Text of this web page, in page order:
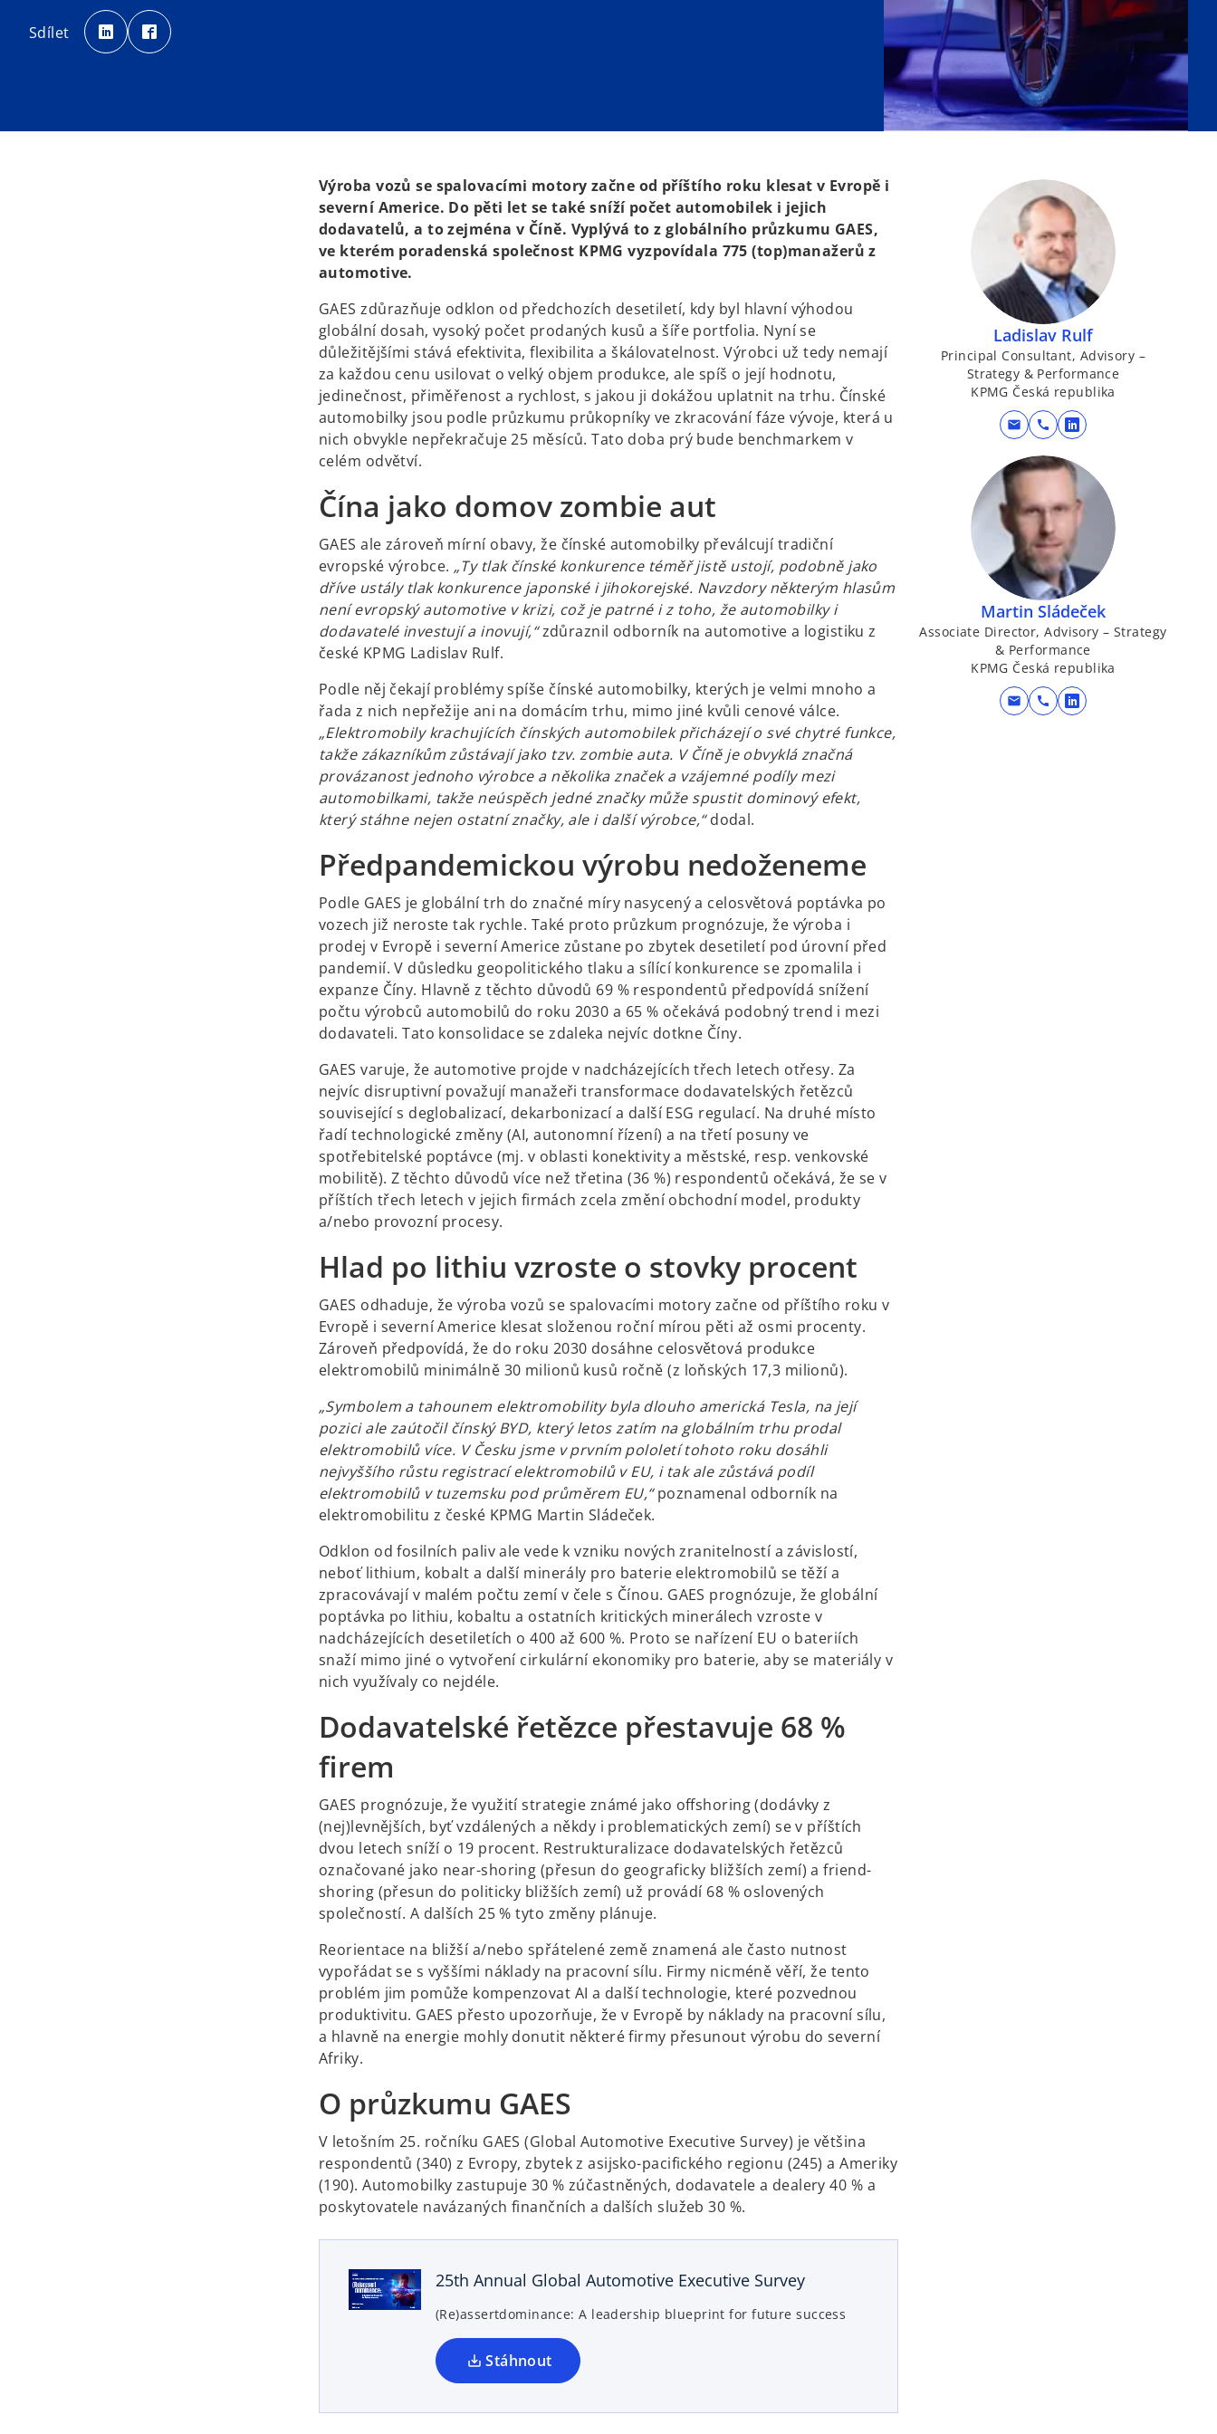
Sdílet p
e
n
t
p
e
t
Výroba vozů se spalovacími motory začne od příštího roku klesat v Evropě i
severní Americe. Do pěti let se také sníží počet automobilek i jejich
dodavatelů, a to zejména v Číně. Vyplývá to z globálního průzkumu GAES,
ve kterém poradenská společnost KPMG vyzpovídala 775 (top)manažerů z
automotive.
GAES zdůrazňuje odklon od předchozích desetiletí, kdy byl hlavní výhodou
globální dosah, vysoký počet prodaných kusů a šíře portfolia. Nyní se
důležitějšími stává efektivita, flexibilita a škálovatelnost. Výrobci už tedy nemají
za každou cenu usilovat o velký objem produkce, ale spíš o její hodnotu,
jedinečnost, přiměřenost a rychlost, s jakou ji dokážou uplatnit na trhu. Čínské
automobilky jsou podle průzkumu průkopníky ve zkracování fáze vývoje, která u
nich obvykle nepřekračuje 25 měsíců. Tato doba prý bude benchmarkem v
celém odvětví.
Čína jako domov zombie aut
GAES ale zároveň mírní obavy, že čínské automobilky převálcují tradiční
evropské výrobce. „Ty tlak čínské konkurence téměř jistě ustojí, podobně jako
dříve ustály tlak konkurence japonské i jihokorejské. Navzdory některým hlasům
není evropský automotive v krizi, což je patrné i z toho, že automobilky i
dodavatelé investují a inovují,“zdůraznil odborník na automotive a logistiku z
české KPMG Ladislav Rulf.
Podle něj čekají problémy spíše čínské automobilky, kterých je velmi mnoho a
řada z nich nepřežije ani na domácím trhu, mimo jiné kvůli cenové válce.
„Elektromobily krachujících čínských automobilek přicházejí o své chytré funkce,
takže zákazníkům zůstávají jako tzv. zombie auta. V Číně je obvyklá značná
provázanost jednoho výrobce a několika značek a vzájemné podíly mezi
automobilkami, takže neúspěch jedné značky může spustit dominový efekt,
který stáhne nejen ostatní značky, ale i další výrobce,“dodal.
Předpandemickou výrobu nedoženeme
Podle GAES je globální trh do značné míry nasycený a celosvětová poptávka po
vozech již neroste tak rychle. Také proto průzkum prognózuje, že výroba i
prodej v Evropě i severní Americe zůstane po zbytek desetiletí pod úrovní před
pandemií. V důsledku geopolitického tlaku a sílící konkurence se zpomalila i
expanze Číny. Hlavně z těchto důvodů 69 % respondentů předpovídá snížení
počtu výrobců automobilů do roku 2030 a 65 % očekává podobný trend i mezi
dodavateli. Tato konsolidace se zdaleka nejvíc dotkne Číny.
GAES varuje, že automotive projde v nadcházejících třech letech otřesy. Za
nejvíc disruptivní považují manažeři transformace dodavatelských řetězců
související s deglobalizací, dekarbonizací a další ESG regulací. Na druhé místo
řadí technologické změny (AI, autonomní řízení) a na třetí posuny ve
spotřebitelské poptávce (mj. v oblasti konektivity a městské, resp. venkovské
mobilitě). Z těchto důvodů více než třetina (36 %) respondentů očekává, že se v
příštích třech letech v jejich firmách zcela změní obchodní model, produkty
a/nebo provozní procesy.
Hlad po lithiu vzroste o stovky procent
GAES odhaduje, že výroba vozů se spalovacími motory začne od příštího roku v
Evropě i severní Americe klesat složenou roční mírou pěti až osmi procenty.
Zároveň předpovídá, že do roku 2030 dosáhne celosvětová produkce
elektromobilů minimálně 30 milionů kusů ročně (z loňských 17,3 milionů).
„Symbolem a tahounem elektromobility byla dlouho americká Tesla, na její
pozici ale zaútočil čínský BYD, který letos zatím na globálním trhu prodal
elektromobilů více. V Česku jsme v prvním pololetí tohoto roku dosáhli
nejvyššího růstu registrací elektromobilů v EU, i tak ale zůstává podíl
elektromobilů v tuzemsku pod průměrem EU,“poznamenal odborník na
elektromobilitu z české KPMG Martin Sládeček.
Odklon od fosilních paliv ale vede k vzniku nových zranitelností a závislostí,
neboť lithium, kobalt a další minerály pro baterie elektromobilů se těží a
zpracovávají v malém počtu zemí v čele s Čínou. GAES prognózuje, že globální
poptávka po lithiu, kobaltu a ostatních kritických minerálech vzroste v
nadcházejících desetiletích o 400 až 600 %. Proto se nařízení EU o bateriích
snaží mimo jiné o vytvoření cirkulární ekonomiky pro baterie, aby se materiály v
nich využívaly co nejdéle.
Dodavatelské řetězce přestavuje 68 %
firem
GAES prognózuje, že využití strategie známé jako offshoring (dodávky z
(nej)levnějších, byť vzdálených a někdy i problematických zemí) se v příštích
dvou letech sníží o 19 procent. Restrukturalizace dodavatelských řetězců
označované jako near-shoring (přesun do geograficky bližších zemí) a friend-
shoring (přesun do politicky bližších zemí) už provádí 68 % oslovených
společností. A dalších 25 % tyto změny plánuje.
Reorientace na bližší a/nebo spřátelené země znamená ale často nutnost
vypořádat se s vyššími náklady na pracovní sílu. Firmy nicméně věří, že tento
problém jim pomůže kompenzovat AI a další technologie, které pozvednou
produktivitu. GAES přesto upozorňuje, že v Evropě by náklady na pracovní sílu,
a hlavně na energie mohly donutit některé firmy přesunout výrobu do severní
Afriky.
O průzkumu GAES
V letošním 25. ročníku GAES (Global Automotive Executive Survey) je většina
respondentů (340) z Evropy, zbytek z asijsko-pacifického regionu (245) a Ameriky
(190). Automobilky zastupuje 30 % zúčastněných, dodavatele a dealery 40 % a
poskytovatele navázaných finančních a dalších služeb 30 %.
25th Annual Global Automotive Executive Survey
(Re)assertdominance: A leadership blueprint for future success
Stáhnout
o
n
i
n
a
n
Ladislav Rulf
Principal Consultant, Advisory –
Strategy & Performance
KPMG Česká republika
mail call
o
p
e
n
s
i
n
a
n
e
w
t
a
b
Martin Sládeček
Associate Director, Advisory – Strategy
& Performance
KPMG Česká republika
mail call
o